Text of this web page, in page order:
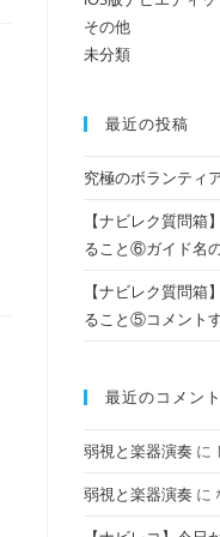
その他
未分類
最近の投稿
究極のボランティ
【ナビレク質問箱
ること⑥ガイド名
【ナビレク質問箱
ること⑤コメント
最近のコメント
弱視と楽器演奏 に
弱視と楽器演奏 に